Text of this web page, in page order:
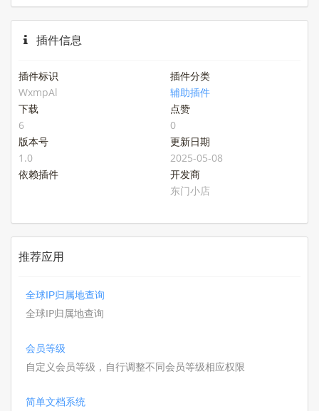
插件信息
插件标识
WxmpAl
插件分类
辅助插件
下载
6
点赞
0
版本号
1.0
更新日期
2025-05-08
依赖插件
开发商
东门小店
推荐应用
全球IP归属地查询
全球IP归属地查询
会员等级
自定义会员等级，自行调整不同会员等级相应权限
简单文档系统